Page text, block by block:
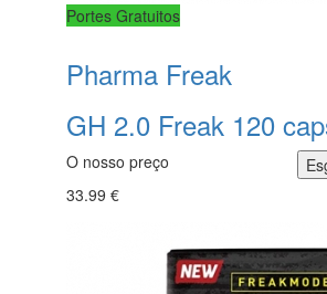
Portes Gratuitos
Pharma Freak
GH 2.0 Freak 120
O nosso preço
33.99 €